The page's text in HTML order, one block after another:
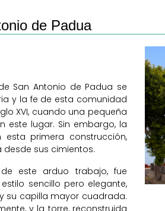
de Padua
San Antonio de Padua se
y la fe de esta comunidad
XVI, cuando una pequeña
este lugar. Sin embargo, la
primera construcción,
sus cimientos.
este arduo trabajo, fue
sencillo pero elegante,
su capilla mayor cuadrada.
y la torre, reconstruida